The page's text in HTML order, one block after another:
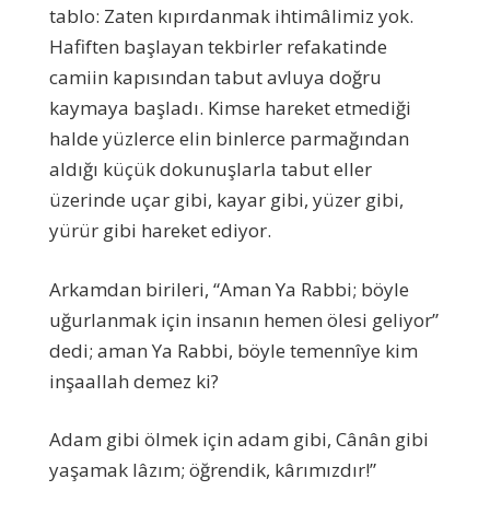
tablo: Zaten kıpırdanmak ihtimâlimiz yok.
Hafiften başlayan tekbirler refakatinde
camiin kapısından tabut avluya doğru
kaymaya başladı. Kimse hareket etmediği
halde yüzlerce elin binlerce parmağından
aldığı küçük dokunuşlarla tabut eller
üzerinde uçar gibi, kayar gibi, yüzer gibi,
yürür gibi hareket ediyor.
Arkamdan birileri, “Aman Ya Rabbi; böyle
uğurlanmak için insanın hemen ölesi geliyor”
dedi; aman Ya Rabbi, böyle temennîye kim
inşaallah demez ki?
Adam gibi ölmek için adam gibi, Cânân gibi
yaşamak lâzım; öğrendik, kârımızdır!”